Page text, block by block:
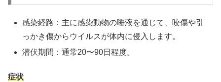
感染経路：​主に感染動物の唾液を通じて、咬傷や引
っかき傷からウイルスが体内に侵入します。
潜伏期間：​通常20〜90日程度。
症状